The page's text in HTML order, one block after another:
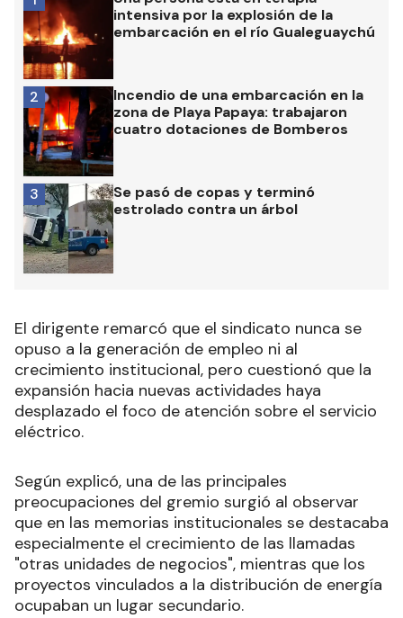
intensiva por la explosión de la
embarcación en el río Gualeguaychú
Incendio de una embarcación en la
zona de Playa Papaya: trabajaron
cuatro dotaciones de Bomberos
2
Se pasó de copas y terminó
estrolado contra un árbol
3
El dirigente remarcó que el sindicato nunca se
opuso a la generación de empleo ni al
crecimiento institucional, pero cuestionó que la
expansión hacia nuevas actividades haya
desplazado el foco de atención sobre el servicio
eléctrico.
Según explicó, una de las principales
preocupaciones del gremio surgió al observar
que en las memorias institucionales se destacaba
especialmente el crecimiento de las llamadas
"otras unidades de negocios", mientras que los
proyectos vinculados a la distribución de energía
ocupaban un lugar secundario.